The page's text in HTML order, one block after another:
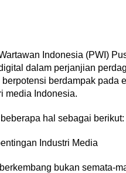
Indonesia (PWI)
dalam perjanjian
berdampak pada
media Indonesia.
hal sebagai berikut:
Industri Media
bukan semata-